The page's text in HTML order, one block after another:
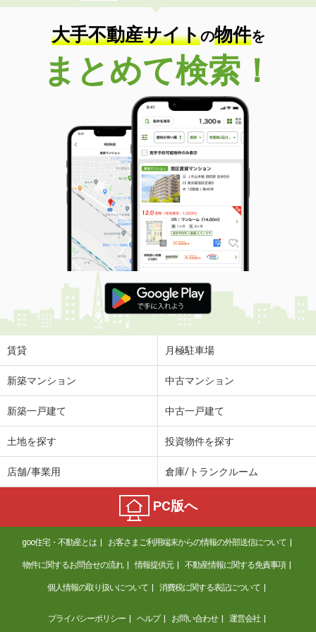
専有面積 22.35m²
間取り
1K
富山県富山市中島２
価 格
6.10万円
富山県富山市中島２
23.72m²
間取り
1K
富山県富山市町村２
価 格
5.50万円
住 所
富山県富山市町村２
専有面積 22.35m²
間取り
1K
富山県高岡市三女子
価 格
4.80万円
住 所
富山県高岡市三女子
専有面積
富山県富山市中島２
6万円
住 所
富山県富山市中島２
専有面積 23.72m²
間取り
1K
富山県富山市五福
価 格
5.80万円
大手不動産サイトの物件を
まとめて検索！
賃貸 月極駐車場
新築マンション 中古マンション
新築一戸建て 中古一戸建て
土地を探す 投資物件を探す
店舗/事業用 倉庫/トランクルーム
PC版へ
goo住宅・不動産とは お客さまご利用端末からの情報の外部送信について
物件に関するお問合せの流れ 情報提供元 不動産情報に関する免責事項
個人情報の取り扱いについて 消費税に関する表記について
プライバシーポリシー ヘルプ お問い合わせ 運営会社